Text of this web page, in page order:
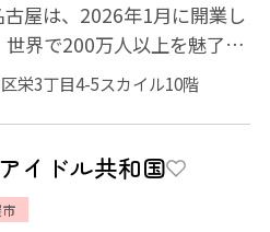
古屋は、2026年1月に開業し
世界で200万人以上を魅了
大人気XR作品が楽しめま
栄3丁目4-5スカイル10階
イドル共和国